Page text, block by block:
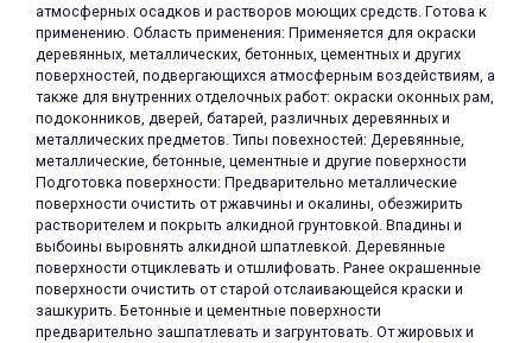
атмосферных осадков и растворов моющих средств. Готова к
применению. Область применения: Применяется для окраски
деревянных, металлических, бетонных, цементных и других
поверхностей, подвергающихся атмосферным воздействиям, а
также для внутренних отделочных работ: окраски оконных рам,
подоконников, дверей, батарей, различных деревянных и
металлических предметов. Типы повехностей: Деревянные,
металлические, бетонные, цементные и другие поверхности
Подготовка поверхности: Предварительно металлические
поверхности очистить от ржавчины и окалины, обезжирить
растворителем и покрыть алкидной грунтовкой. Впадины и
выбоины выровнять алкидной шпатлевкой. Деревянные
поверхности отциклевать и отшлифовать. Ранее окрашенные
поверхности очистить от старой отслаивающейся краски и
зашкурить. Бетонные и цементные поверхности
предварительно зашпатлевать и загрунтовать. От жировых и
раз в 2 недели